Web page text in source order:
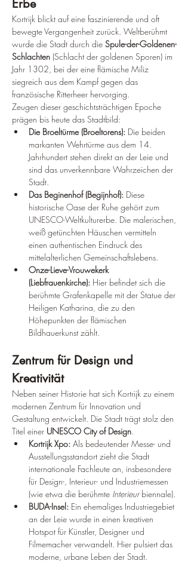
Erbe
Kortrijk blickt auf eine faszinierende und oft
bewegte Vergangenheit zurück. Weltberühmt
wurde die Stadt durch die Spule-der-Goldenen-
Schlachten (Schlacht der goldenen Sporen) im
Jahr 1302, bei der eine flämische Miliz
siegreich aus dem Kampf gegen das
französische Ritterheer hervorging.
Zeugen dieser geschichtsträchtigen Epoche
prägen bis heute das Stadtbild:
Die Broeltürme (Broeltorens): Die beiden
markanten Wehrtürme aus dem 14.
Jahrhundert stehen direkt an der Leie und
sind das unverkennbare Wahrzeichen der
Stadt.
Das Beginenhof (Begijnhof): Diese
historische Oase der Ruhe gehört zum
UNESCO-Weltkulturerbe. Die malerischen,
weiß getünchten Häuschen vermitteln
einen authentischen Eindruck des
mittelalterlichen Gemeinschaftslebens.
Onze-Lieve-Vrouwekerk
(Liebfrauenkirche): Hier befindet sich die
berühmte Grafenkapelle mit der Statue der
Heiligen Katharina, die zu den
Höhepunkten der flämischen
Bildhauerkunst zählt.
Zentrum für Design und
Kreativität
Neben seiner Historie hat sich Kortrijk zu einem
modernen Zentrum für Innovation und
Gestaltung entwickelt. Die Stadt trägt stolz den
Titel einer UNESCO City of Design.
Kortrijk Xpo: Als bedeutender Messe- und
Ausstellungsstandort zieht die Stadt
internationale Fachleute an, insbesondere
für Design-, Interieur- und Industriemessen
(wie etwa die berühmte Interieur biennale).
BUDA-Insel: Ein ehemaliges Industriegebiet
an der Leie wurde in einen kreativen
Hotspot für Künstler, Designer und
Filmemacher verwandelt. Hier pulsiert das
moderne, urbane Leben der Stadt.